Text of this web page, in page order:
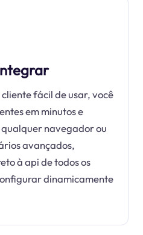
fácil de usar, você
em minutos e
navegador ou
avançados,
à api de todos os
dinamicamente